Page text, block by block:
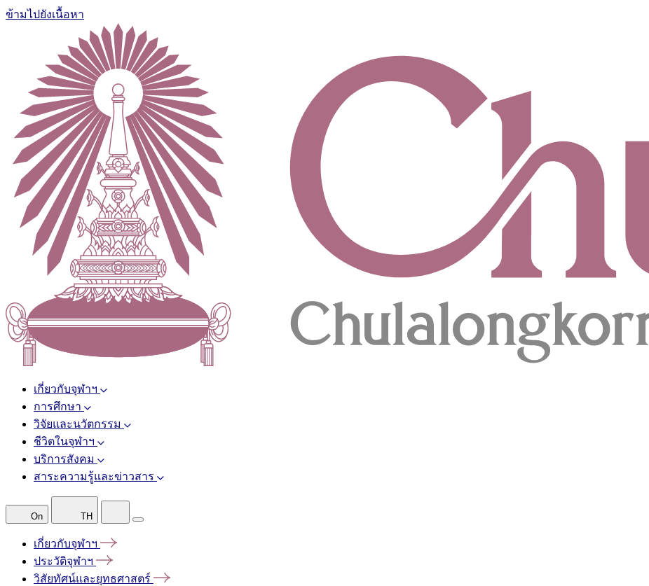
ข้ามไปยังเนื้อหา
เกี่ยวกับจุฬาฯ
การศึกษา
วิจัยและนวัตกรรม
ชีวิตในจุฬาฯ
บริการสังคม
สาระความรู้และข่าวสาร
On TH
เกี่ยวกับจุฬาฯ
ประวัติจุฬาฯ
วิสัยทัศน์และยุทธศาสตร์